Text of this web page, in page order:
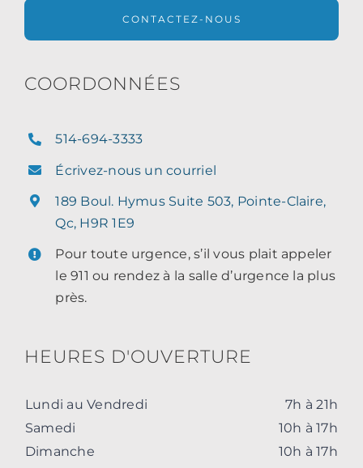
CONTACTEZ-NOUS
COORDONNÉES
514-694-3333
Écrivez-nous un courriel
189 Boul. Hymus Suite 503, Pointe-Claire,
Qc, H9R 1E9
Pour toute urgence, s’il vous plait appeler
le 911 ou rendez à la salle d’urgence la plus
près.
HEURES D'OUVERTURE
Lundi au Vendredi
7h à 21h
Samedi
10h à 17h
Dimanche
10h à 17h